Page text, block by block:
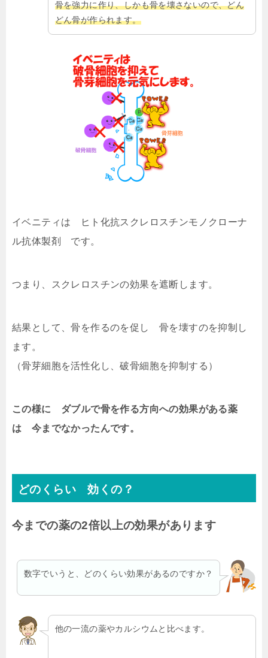
骨を強力に作り、しかも骨を壊さないので、どん
どん骨が作られます。
イベニティは
ヒト化抗スクレロスチンモノクローナ
ル抗体製剤
です。
つまり、スクレロスチンの効果を遮断します。
結果として、骨を作るのを促し 骨を壊すのを抑制し
ます。
（骨芽細胞を活性化し、破骨細胞を抑制する）
この様に ダブルで骨を作る方向への効果がある薬
は 今までなかったんです。
どのくらい 効くの？
今までの薬の2倍以上の効果があります
数字でいうと、どのくらい効果があるのですか？
他の一流の薬やカルシウムと比べます。